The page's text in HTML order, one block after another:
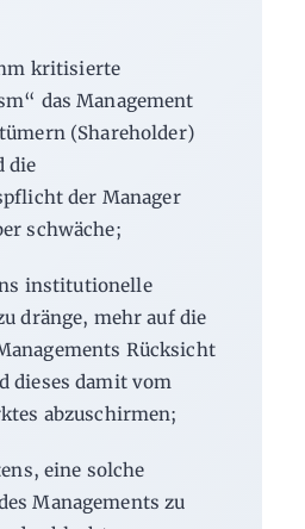
kritisierte
das Management
(Shareholder)
die
der Manager
schwäche;
institutionelle
dränge, mehr auf die
Rücksicht
dieses damit vom
abzuschirmen;
eine solche
Managements zu